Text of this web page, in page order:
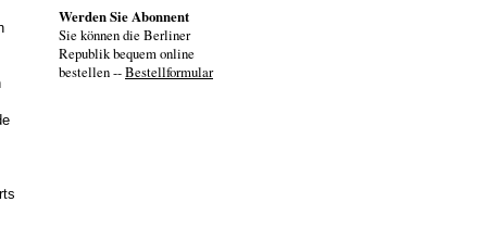
Werden Sie Abonnent
Sie können die Berliner
Republik bequem online
bestellen --Bestellformular